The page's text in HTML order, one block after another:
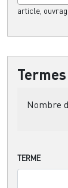
article,
Termes
Nombre
TERME